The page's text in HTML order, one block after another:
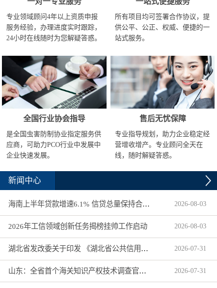
专业领域顾问4年以上资质申报
服务经验，办理进度实时跟踪，
24小时在线随时为您解疑答惑。
所有项目均可签署合作协议，提
供公平、公正、权威、便捷的一
站式服务。
全国行业协会指导
是全国虫害防制协业指定服务供
应商，可助力PCO行业中发展中
企业快速发展。
售后无忧保障
专业指导规划，助力企业稳定经
营增收增产。专业顾问全天在
线，随时解疑答惑。
新闻中心
海南上半年贷款增速6.1% 信贷总量保持合理平稳增长 2026-08-03
2026年工信领域创新任务揭榜挂帅工作启动 2026-08-03
湖北省发改委关于印发 《湖北省公共信用信息目录（2026年版）》的通知 2026-07-31
山东：全省首个海关知识产权技术调查官制度落地济南自贸片区 2026-07-31